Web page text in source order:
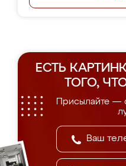
ЕСТЬ
ТОГО,
Присылайте —